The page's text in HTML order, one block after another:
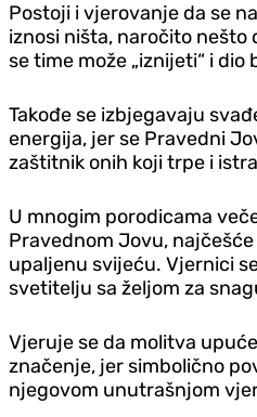
Postoji i vjerovanje da se
iznosi ništa, naročito nešto
se time može „iznijeti“ i dio
Takođe se izbjegavaju
energija, jer se Pravedni
zaštitnik onih koji trpe i
U mnogim porodicama
Pravednom Jovu,
upaljenu svijeću. Vjernici
svetitelju sa željom za
Vjeruje se da molitva
značenje, jer simbolično
njegovom unutrašnjom